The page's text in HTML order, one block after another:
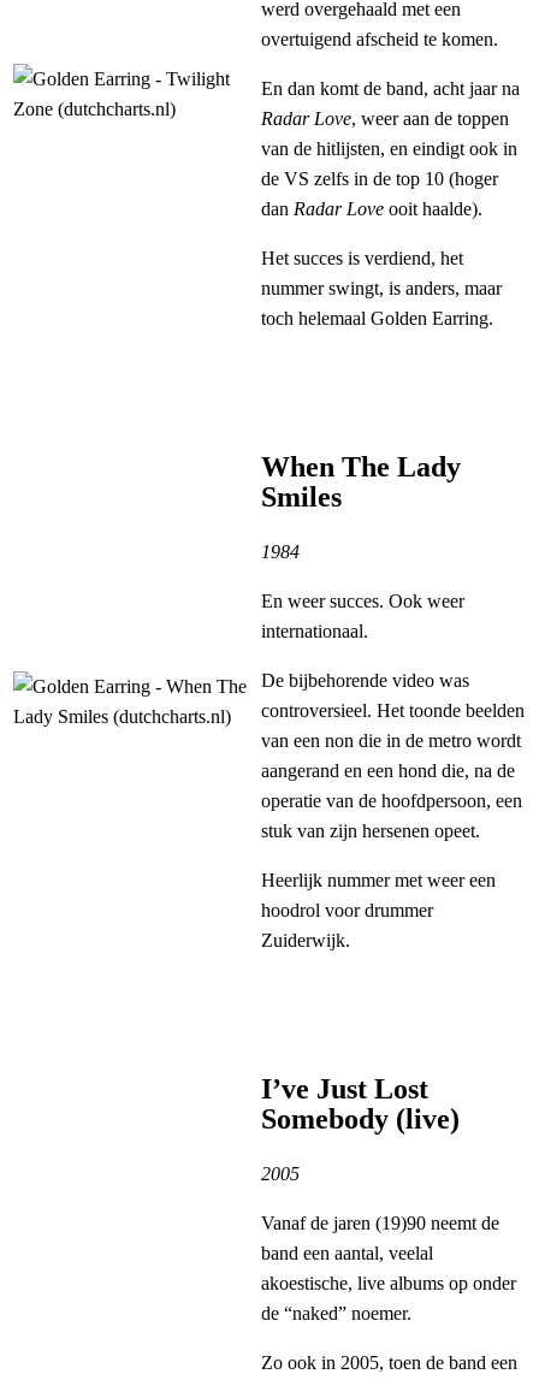
werd overgehaald met een
overtuigend afscheid te komen.
En dan komt de band, acht jaar na
Radar Love, weer aan de toppen
van de hitlijsten, en eindigt ook in
de VS zelfs in de top 10 (hoger
dan Radar Love ooit haalde).
Het succes is verdiend, het
nummer swingt, is anders, maar
toch helemaal Golden Earring.
When The Lady
Smiles
1984
En weer succes. Ook weer
internationaal.
De bijbehorende video was
controversieel. Het toonde beelden
van een non die in de metro wordt
aangerand en een hond die, na de
operatie van de hoofdpersoon, een
stuk van zijn hersenen opeet.
Heerlijk nummer met weer een
hoodrol voor drummer
Zuiderwijk.
I’ve Just Lost
Somebody (live)
2005
Vanaf de jaren (19)90 neemt de
band een aantal, veelal
akoestische, live albums op onder
de “naked” noemer.
Zo ook in 2005, toen de band een